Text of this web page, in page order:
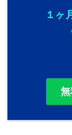
１ヶ